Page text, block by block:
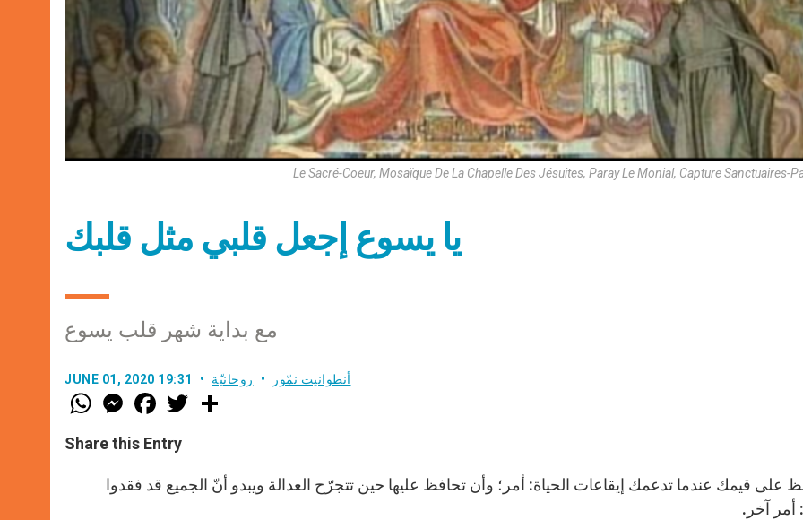
Le Sacré-Coeur, Mosaïque De La Chapelle Des Jésuites, Paray Le Monial, Capture Sanctuaires-
يا يسوع إجعل قلبي مثل قلبك
مع بداية شهر قلب يسوع
JUNE 01, 2020 19:31 أنطوانيت نمّور روحانيّة
W
h
t
s
M
e
s
e
g
e
F
a
e
b
o
k
w
r
Share this Entry
على قيمك عندما تدعمك إيقاعات الحياة: أمر؛ وأن تحافظ عليها حين تتجرّح العدالة ويبدو أنّ الجميع قد فقدوا
أمر آخر.